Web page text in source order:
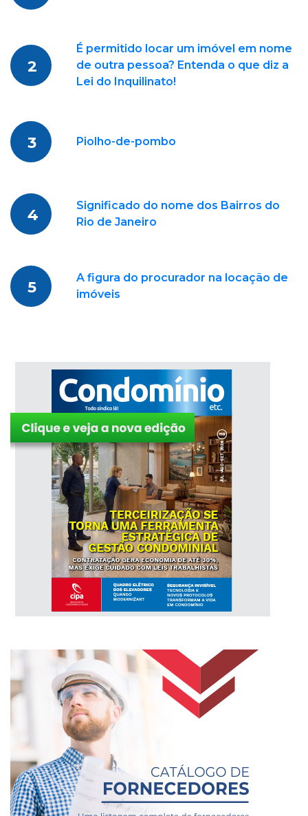
2
É permitido locar um imóvel em nome
de outra pessoa? Entenda o que diz a
Lei do Inquilinato!
3 Piolho-de-pombo
4
Significado do nome dos Bairros do
Rio de Janeiro
5
A figura do procurador na locação de
imóveis